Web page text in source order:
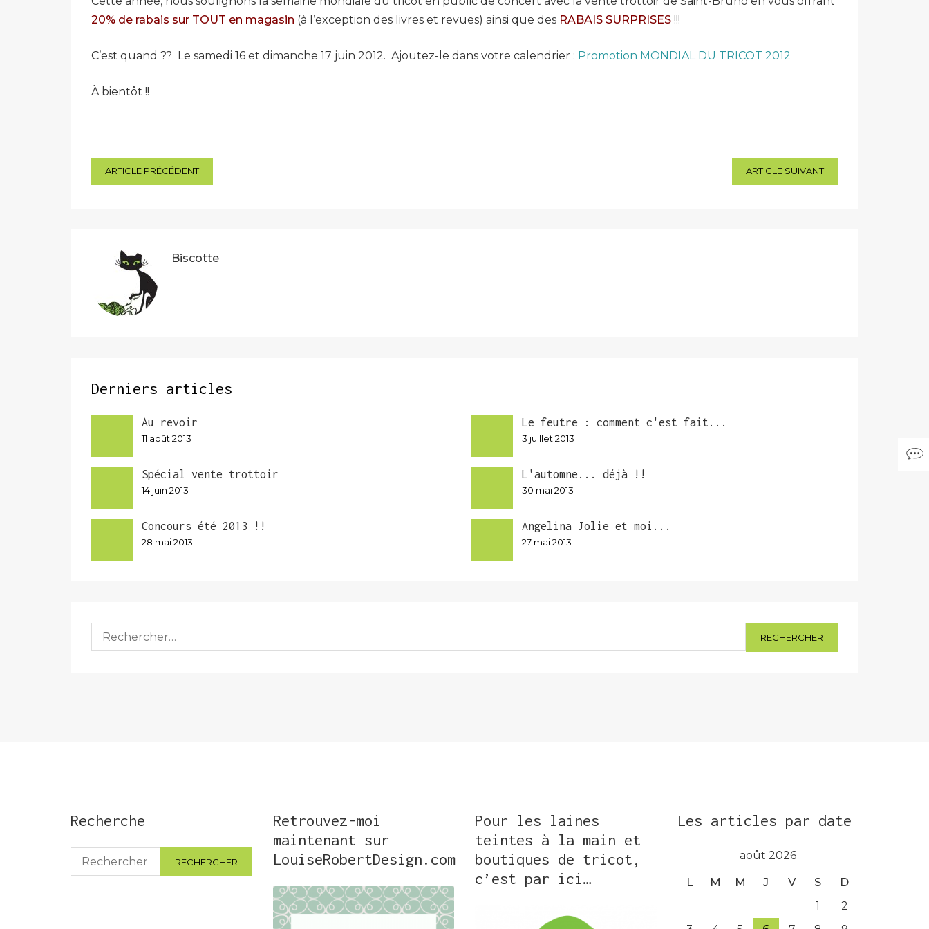
20% de rabais sur TOUT en magasin (à l’exception des livres et revues) ainsi que des RABAIS SURPRISES !!!
C’est quand ?? Le samedi 16 et dimanche 17 juin 2012. Ajoutez-le dans votre calendrier : Promotion MONDIAL DU TRICOT 2012
À bientôt !!
Navigation
ARTICLE PRÉCÉDENT ARTICLE SUIVANT
Biscotte
Derniers articles
Au revoir
11 août 2013
Le feutre : comment c'est fait...
3 juillet 2013
Spécial vente trottoir
14 juin 2013
L'automne... déjà !!
30 mai 2013
Concours été 2013 !!
28 mai 2013
Angelina Jolie et moi...
27 mai 2013
Rechercher :
Recherche
Rechercher :
Retrouvez-moi
maintenant sur
LouiseRobertDesign.com
Pour les laines
teintes à la main et
boutiques de tricot,
c’est par ici…
Les articles par date
août 2026
L M M J V S
D
1
2